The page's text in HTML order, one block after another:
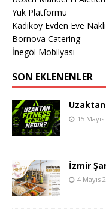
Yük Platformu
Kadıköy Evden Eve
Bornova Catering
İnegöl Mobilyası
SON EKLENENLER
15
İzmir
4 Mayıs